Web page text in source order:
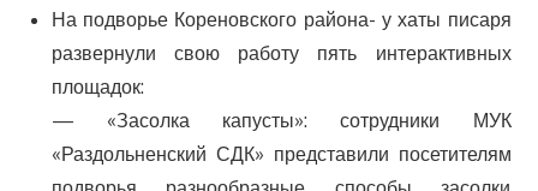
На подворье Кореновского района- у хаты писаря
развернули свою работу пять интерактивных
площадок:
— «Засолка капусты»: сотрудники МУК
«Раздольненский СДК» представили посетителям